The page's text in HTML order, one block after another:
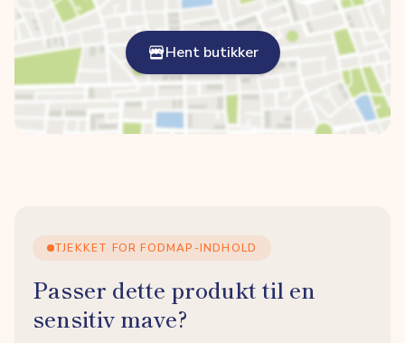
Hent butikker
TJEKKET FOR FODMAP-INDHOLD
Passer dette produkt til en
sensitiv mave?